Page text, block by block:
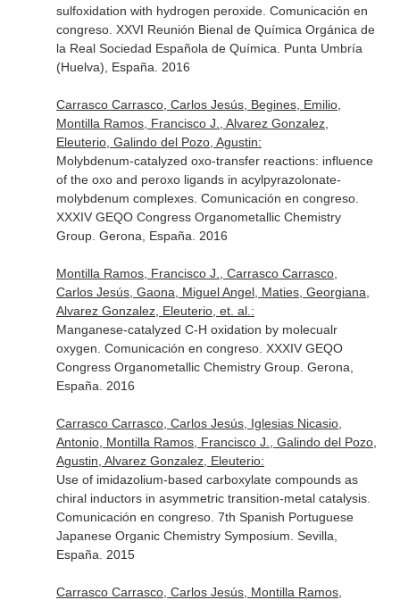
sulfoxidation with hydrogen peroxide. Comunicación en
congreso. XXVI Reunión Bienal de Química Orgánica de
la Real Sociedad Española de Química. Punta Umbría
(Huelva), España. 2016
Carrasco Carrasco, Carlos Jesús, Begines, Emilio,
Montilla Ramos, Francisco J., Alvarez Gonzalez,
Eleuterio, Galindo del Pozo, Agustin:
Molybdenum-catalyzed oxo-transfer reactions: influence
of the oxo and peroxo ligands in acylpyrazolonate-
molybdenum complexes. Comunicación en congreso.
XXXIV GEQO Congress Organometallic Chemistry
Group. Gerona, España. 2016
Montilla Ramos, Francisco J., Carrasco Carrasco,
Carlos Jesús, Gaona, Miguel Angel, Maties, Georgiana,
Alvarez Gonzalez, Eleuterio, et. al.:
Manganese-catalyzed C-H oxidation by molecualr
oxygen. Comunicación en congreso. XXXIV GEQO
Congress Organometallic Chemistry Group. Gerona,
España. 2016
Carrasco Carrasco, Carlos Jesús, Iglesias Nicasio,
Antonio, Montilla Ramos, Francisco J., Galindo del Pozo,
Agustin, Alvarez Gonzalez, Eleuterio:
Use of imidazolium-based carboxylate compounds as
chiral inductors in asymmetric transition-metal catalysis.
Comunicación en congreso. 7th Spanish Portuguese
Japanese Organic Chemistry Symposium. Sevilla,
España. 2015
Carrasco Carrasco, Carlos Jesús, Montilla Ramos,